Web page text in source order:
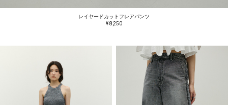
レイヤードカットフレアパンツ
¥ 8,250